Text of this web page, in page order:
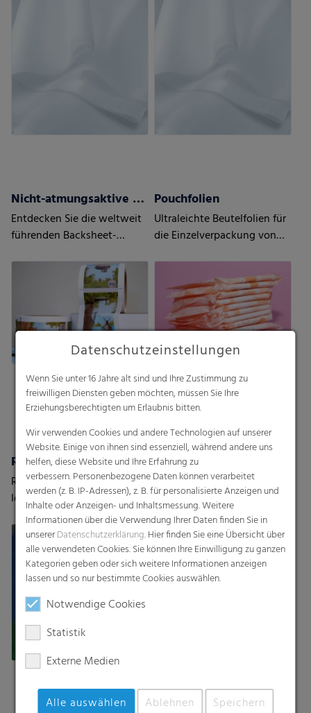
Nicht-atmungsaktive Backsheets
Entdecken Sie die weltweit
führenden Backsheet-
Pouchfolien
Ultraleichte Beutelfolien für
die Einzelverpackung von
RKW HyJet® / Hybond
RKW bietet eine Vielzahl an
leistungsfähigen
Vliesstoffen
Spinnvliesstoffe
RKW bietet eine Vielzahl an
leistungsfähigen
thermobondierten
Vliesstoffen
Datenschutzeinstellungen
Wenn Sie unter 16 Jahre alt sind und Ihre Zustimmung zu
freiwilligen Diensten geben möchten, müssen Sie Ihre
Erziehungsberechtigten um Erlaubnis bitten.
Wir verwenden Cookies und andere Technologien auf unserer
Website. Einige von ihnen sind essenziell, während andere uns
helfen, diese Website und Ihre Erfahrung zu
verbessern. Personenbezogene Daten können verarbeitet
werden (z. B. IP-Adressen), z. B. für personalisierte Anzeigen und
Inhalte oder Anzeigen- und Inhaltsmessung. Weitere
Informationen über die Verwendung Ihrer Daten finden Sie in
unsererDatenschutzerklärung. Hier finden Sie eine Übersicht über
alle verwendeten Cookies. Sie können Ihre Einwilligung zu ganzen
Kategorien geben oder sich weitere Informationen anzeigen
lassen und so nur bestimmte Cookies auswählen.
Notwendige Cookies
Statistik
Externe Medien
Alle auswählen Ablehnen Speichern